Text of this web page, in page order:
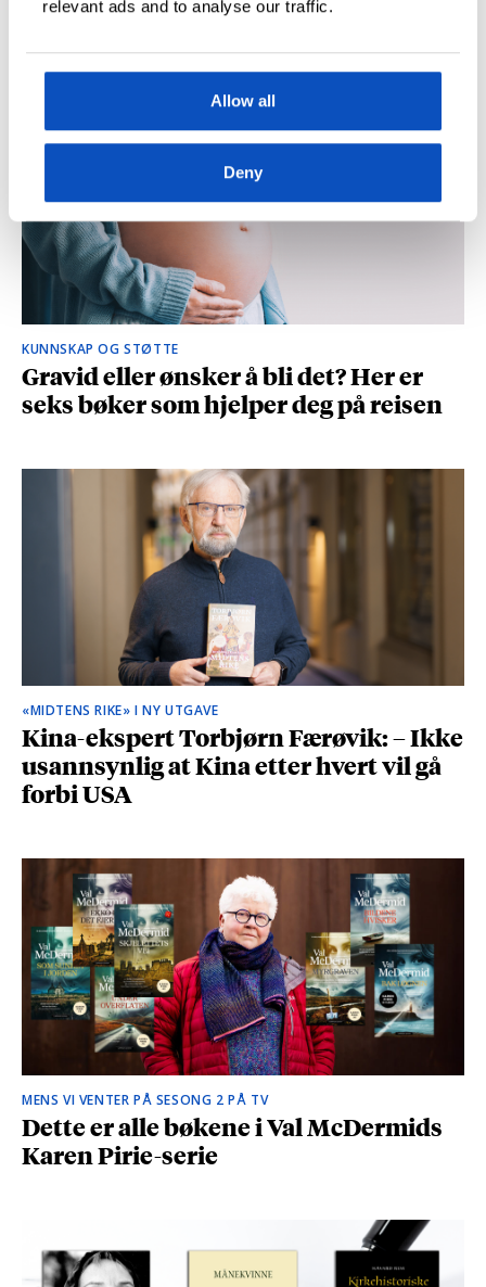
relevant ads and to analyse our traffic.
Allow all
Deny
og spionasje ble helt uinteressant i
KUNNSKAP OG STØTTE
Gravid eller ønsker å bli det? Her er
seks bøker som hjelper deg på reisen
«MIDTENS RIKE» I NY UTGAVE
Kina-ekspert Torbjørn Færøvik: – Ikke
usannsynlig at Kina etter hvert vil gå
forbi USA
MENS VI VENTER PÅ SESONG 2 PÅ TV
Dette er alle bøkene i Val McDermids
Karen Pirie-serie